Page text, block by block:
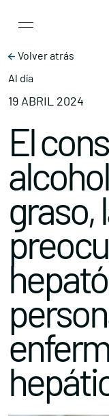
Main
Volver atrás
Al día
19 ABRIL 2024
El
graso,